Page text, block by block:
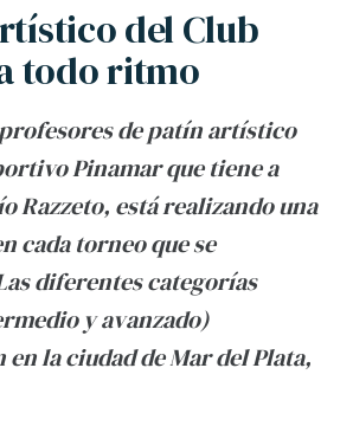
del Club
todo ritmo
de patín artístico
Pinamar que tiene a
Razzeto, está realizando una
cada torneo que se
diferentes categorías
y avanzado)
la ciudad de Mar del Plata,